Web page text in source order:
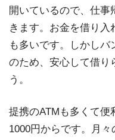
開いているので、仕
きます。お金を借り入
も多いです。しかし
のため、安心して借り
う。
提携のATMも多くて
1000円からです。月